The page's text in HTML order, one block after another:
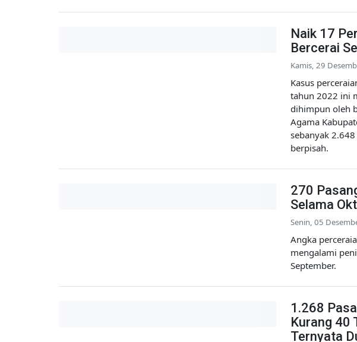
Naik 17
Bercerai
Kamis, 29
Kasus
tahun 2022 ini
dihimpun oleh
Agama
sebanyak
berpisah.
270
Selama
Senin, 05
Angka
mengalami
September.
1.268
Kurang 40
Ternyata